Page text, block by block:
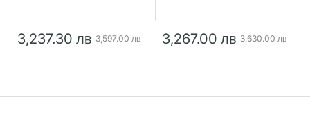
3,237.30 лв 3,597.00 лв 3,267.00 лв 3,630.00 лв